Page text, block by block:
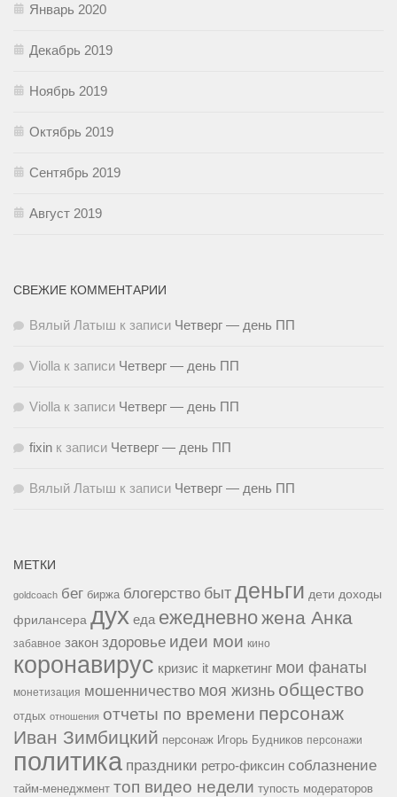
Январь 2020
Декабрь 2019
Ноябрь 2019
Октябрь 2019
Сентябрь 2019
Август 2019
СВЕЖИЕ КОММЕНТАРИИ
Вялый Латыш к записи Четверг — день ПП
Violla к записи Четверг — день ПП
Violla к записи Четверг — день ПП
fixin к записи Четверг — день ПП
Вялый Латыш к записи Четверг — день ПП
МЕТКИ
goldcoach бег биржа блогерство быт деньги дети доходы
фрилансера дух еда ежедневножена Анка
забавное закон здоровье идеи мои кино
коронавирус кризис it маркетинг мои фанаты
монетизация мошенничество моя жизнь общество
отдых отношения отчеты по времени персонаж
Иван Зимбицкий персонаж Игорь Будников персонажи
политика праздники ретро-фиксин соблазнение
тайм-менеджмент топ видео недели тупость модераторов